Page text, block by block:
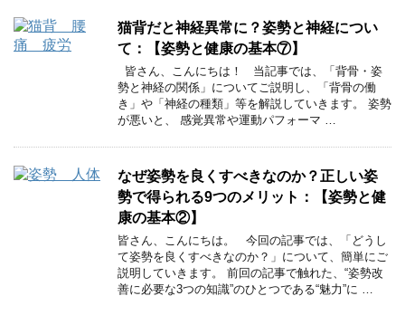
猫背だと神経異常に？姿勢と神経につい
て：【姿勢と健康の基本⑦】
皆さん、こんにちは！ 当記事では、「背骨・姿
勢と神経の関係」についてご説明し、「背骨の働
き」や「神経の種類」等を解説していきます。 姿勢
が悪いと、 感覚異常や運動パフォーマ …
なぜ姿勢を良くすべきなのか？正しい姿
勢で得られる9つのメリット：【姿勢と健
康の基本②】
皆さん、こんにちは。 今回の記事では、「どうし
て姿勢を良くすべきなのか？」について、簡単にご
説明していきます。 前回の記事で触れた、“姿勢改
善に必要な3つの知識”のひとつである“魅力”に …